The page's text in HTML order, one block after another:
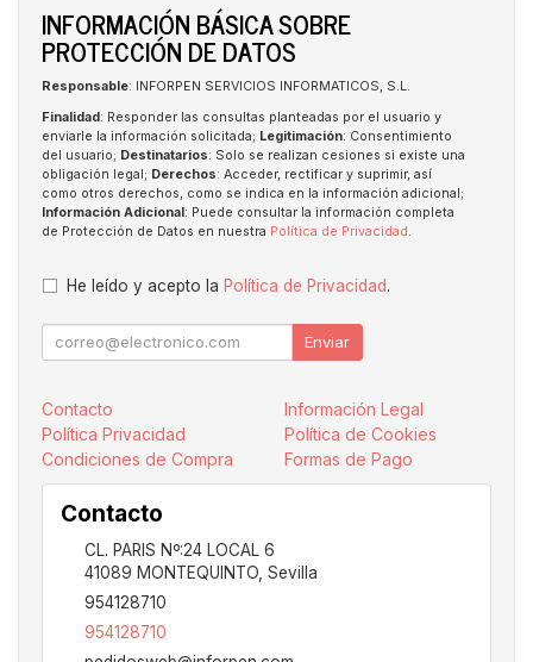
INFORMACIÓN BÁSICA SOBRE
PROTECCIÓN DE DATOS
Responsable: INFORPEN SERVICIOS INFORMATICOS, S.L.
Finalidad : Responder las consultas planteadas por el usuario y
enviarle la información solicitada; Legitimación: Consentimiento
del usuario; Destinatarios: Solo se realizan cesiones si existe una
obligación legal; Derechos: Acceder, rectificar y suprimir, así
como otros derechos, como se indica en la información adicional;
Información Adicional : Puede consultar la información completa
de Protección de Datos en nuestra Política de Privacidad .
He leído y acepto la Política de Privacidad.
Enviar
Contacto
Información Legal
Política Privacidad
Política de Cookies
Condiciones de Compra
Formas de Pago
Contacto
CL. PARIS Nº:24 LOCAL 6
41089 MONTEQUINTO Sevilla
954128710
954128710